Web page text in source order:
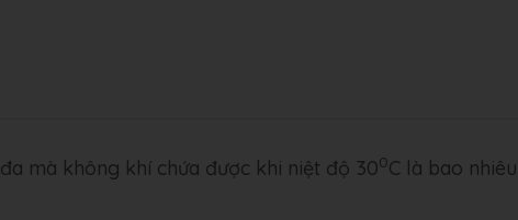
mà không khí chứa được khi niệt độ 300C là bao nhiêu